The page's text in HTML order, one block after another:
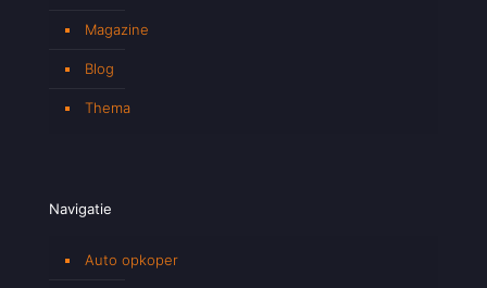
Magazine
Blog
Thema
Navigatie
Auto opkoper